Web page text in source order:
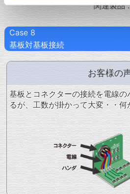
関連製品
Case 8
基板対基板接続
お客様の
基板とコネクターの接続を電線
るが、工数が掛かって大変・・